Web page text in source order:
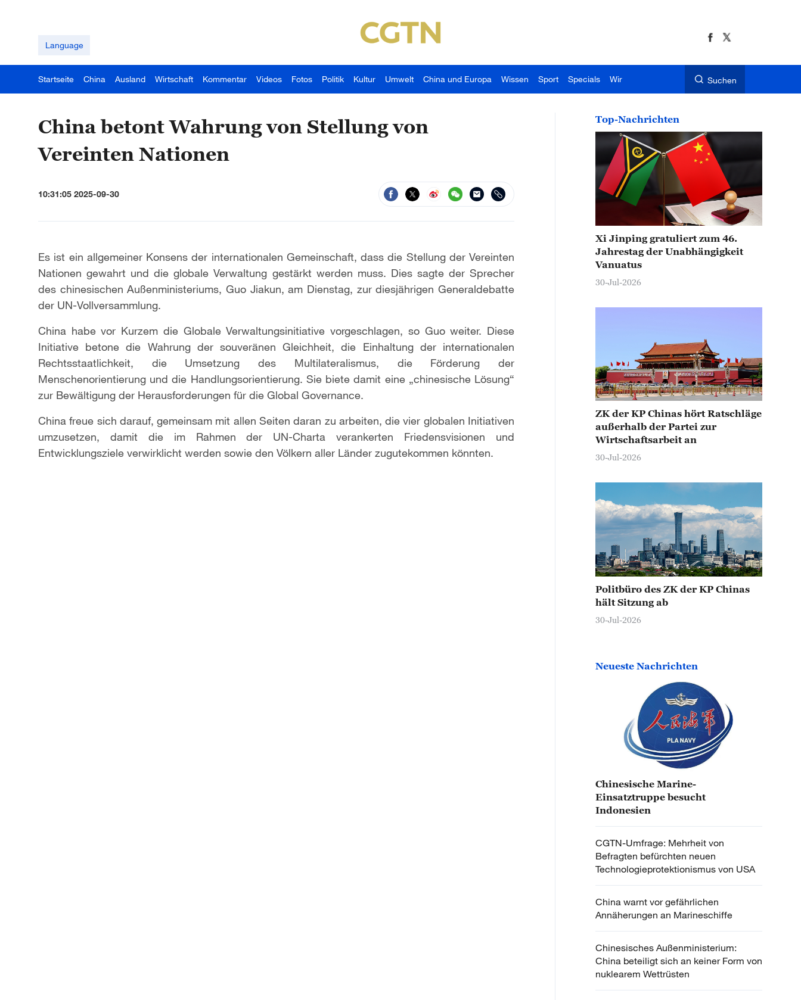
Language
Startseite China Ausland Wirtschaft Kommentar Videos Fotos Politik Kultur Umwelt China und Europa Wissen Sport Specials Wir Suchen
China betont Wahrung von Stellung von
Vereinten Nationen
10:31:05 2025-09-30
Es ist ein allgemeiner Konsens der internationalen Gemeinschaft, dass die Stellung der Vereinten
Nationen gewahrt und die globale Verwaltung gestärkt werden muss. Dies sagte der Sprecher
des chinesischen Außenministeriums, Guo Jiakun, am Dienstag, zur diesjährigen Generaldebatte
der UN-Vollversammlung.
China habe vor Kurzem die Globale Verwaltungsinitiative vorgeschlagen, so Guo weiter. Diese
Initiative betone die Wahrung der souveränen Gleichheit, die Einhaltung der internationalen
Rechtsstaatlichkeit, die Umsetzung des Multilateralismus, die Förderung der
Menschenorientierung und die Handlungsorientierung. Sie biete damit eine „chinesische Lösung“
zur Bewältigung der Herausforderungen für die Global Governance.
China freue sich darauf, gemeinsam mit allen Seiten daran zu arbeiten, die vier globalen Initiativen
umzusetzen, damit die im Rahmen der UN-Charta verankerten Friedensvisionen und
Entwicklungsziele verwirklicht werden sowie den Völkern aller Länder zugutekommen könnten.
Top-Nachrichten
Xi Jinping gratuliert zum 46.
Jahrestag der Unabhängigkeit
Vanuatus
30-Jul-2026
ZK der KP Chinas hört Ratschläge
außerhalb der Partei zur
Wirtschaftsarbeit an
30-Jul-2026
Politbüro des ZK der KP Chinas
hält Sitzung ab
30-Jul-2026
Neueste Nachrichten
Chinesische Marine-
Einsatztruppe besucht
Indonesien
CGTN-Umfrage: Mehrheit von
Befragten befürchten neuen
Technologieprotektionismus von USA
China warnt vor gefährlichen
Annäherungen an Marineschiffe
Chinesisches Außenministerium:
China beteiligt sich an keiner Form von
nuklearem Wettrüsten